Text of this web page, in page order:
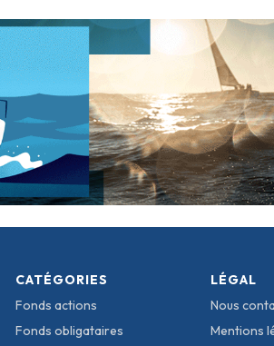
CATÉGORIES
Fonds actions
Fonds obligataires
LÉGAL
Nous
Mentions